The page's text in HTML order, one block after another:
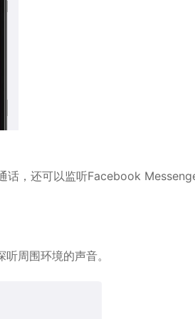
话，还可以监听Facebook
周围环境的声音。